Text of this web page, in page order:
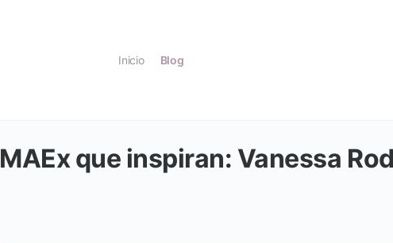
Inicio Blog
MAEx que inspiran: Vanessa